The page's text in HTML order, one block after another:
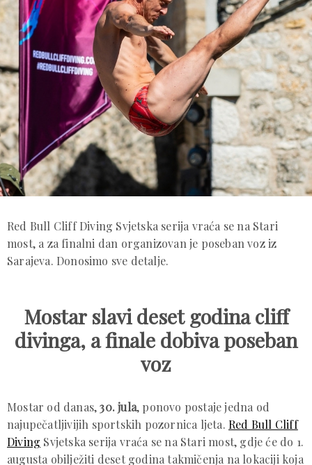
Red Bull Cliff Diving Svjetska serija vraća se na Stari
most, a za finalni dan organizovan je poseban voz iz
Sarajeva. Donosimo sve detalje.
Mostar slavi deset godina cliff
divinga, a finale dobiva poseban
voz
Mostar od danas,30. jula, ponovo postaje jedna od
najupečatljivijih sportskih pozornica ljeta. Red Bull Cliff
Diving Svjetska serija vraća se na Stari most, gdje će do 1.
augusta obilježiti deset godina takmičenja na lokaciji koja